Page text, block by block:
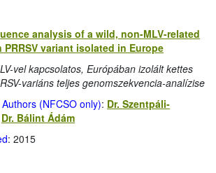
analysis of a wild, non-MLV-related
variant isolated in Europe
vel kapcsolatos, Európában izolált kettes
variáns teljes genomszekvencia-analízise
(NFCSO only): Dr. Szentpáli-
Dr. Bálint Ádám
: 2015